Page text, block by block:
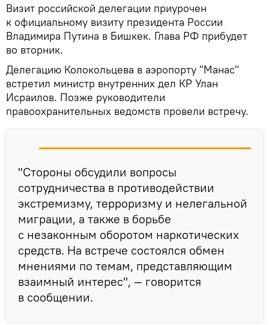
Визит российской делегации приурочен
к официальному визиту президента России
Владимира Путина в Бишкек. Глава РФ прибудет
во вторник.
Делегацию Колокольцева в аэропорту "Манас"
встретил министр внутренних дел КР Улан
Исраилов. Позже руководители
правоохранительных ведомств провели встречу.
"Стороны обсудили вопросы
сотрудничества в противодействии
экстремизму, терроризму и нелегальной
миграции, а также в борьбе
с незаконным оборотом наркотических
средств. На встрече состоялся обмен
мнениями по темам, представляющим
взаимный интерес", — говорится
в сообщении.